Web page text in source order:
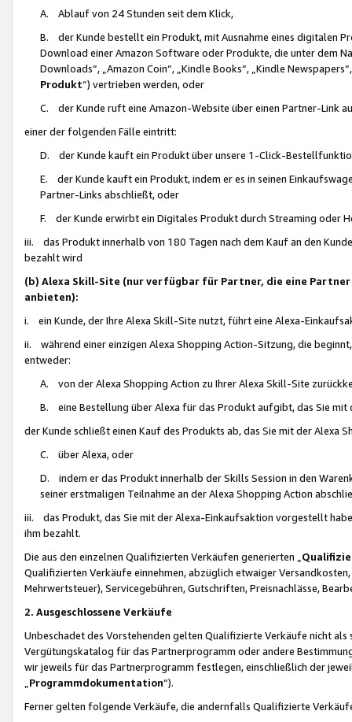
A. Ablauf von 24 Stunden seit dem Klick,
B. der Kunde bestellt ein Produkt, mit Ausnahme eines digitalen
Download einer Amazon Software oder Produkte, die unter dem
Downloads“, „Amazon Coin“, „Kindle Books“, „Kindle
Produkt“) vertrieben werden, oder
C. der Kunde ruft eine Amazon-Website über einen Partner-Link
einer der folgenden Fälle eintritt:
D. der Kunde kauft ein Produkt über unsere 1-Click-
E. der Kunde kauft ein Produkt, indem er es in seinen
Partner-Links abschließt, oder
F. der Kunde erwirbt ein Digitales Produkt durch Streaming oder
iii. das Produkt innerhalb von 180 Tagen nach dem Kauf an den
bezahlt wird
(b) Alexa Skill-Site (nur verfügbar für Partner, die eine
anbieten):
i. ein Kunde, der Ihre Alexa Skill-Site nutzt, führt eine Alexa-
ii. während einer einzigen Alexa Shopping Action-Sitzung, die
entweder:
A. von der Alexa Shopping Action zu Ihrer Alexa Skill-Site
B. eine Bestellung über Alexa für das Produkt aufgibt, das Sie mit
der Kunde schließt einen Kauf des Produkts ab, das Sie mit der Alexa
C. über Alexa, oder
D. indem er das Produkt innerhalb der Skills Session in den
seiner erstmaligen Teilnahme an der Alexa Shopping Action
iii. das Produkt, das Sie mit der Alexa-Einkaufsaktion vorgestellt
ihm bezahlt.
Die aus den einzelnen Qualifizierten Verkäufen generierten „
Qualifizierten Verkäufe einnehmen, abzüglich etwaiger
Mehrwertsteuer), Servicegebühren, Gutschriften, Preisnachlässe,
2. Ausgeschlossene Verkäufe
Unbeschadet des Vorstehenden gelten Qualifizierte Verkäufe nicht
Vergütungskatalog für das Partnerprogramm oder andere
wir jeweils für das Partnerprogramm festlegen, einschließlich der
Programmdokumentation“).
Ferner gelten folgende Verkäufe, die andernfalls Qualifizierte